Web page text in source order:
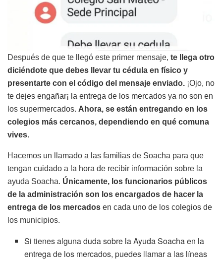
Después de que te llegó este primer mensaje, te llega otro
diciéndote que debes llevar tu cédula en físico y
presentarte con el código del mensaje enviado. ¡Ojo, no
te dejes engañar¡ la entrega de los mercados ya no son en
los supermercados. Ahora, se están entregando en los
colegios más cercanos, dependiendo en qué comuna
vives.
Hacemos un llamado a las familias de Soacha para que
tengan cuidado a la hora de recibir información sobre la
ayuda Soacha. Únicamente, los funcionarios públicos
de la administración son los encargados de hacer la
entrega de los mercados en cada uno de los colegios de
los municipios.
Si tienes alguna duda sobre la Ayuda Soacha en la
entrega de los mercados, puedes llamar a las líneas